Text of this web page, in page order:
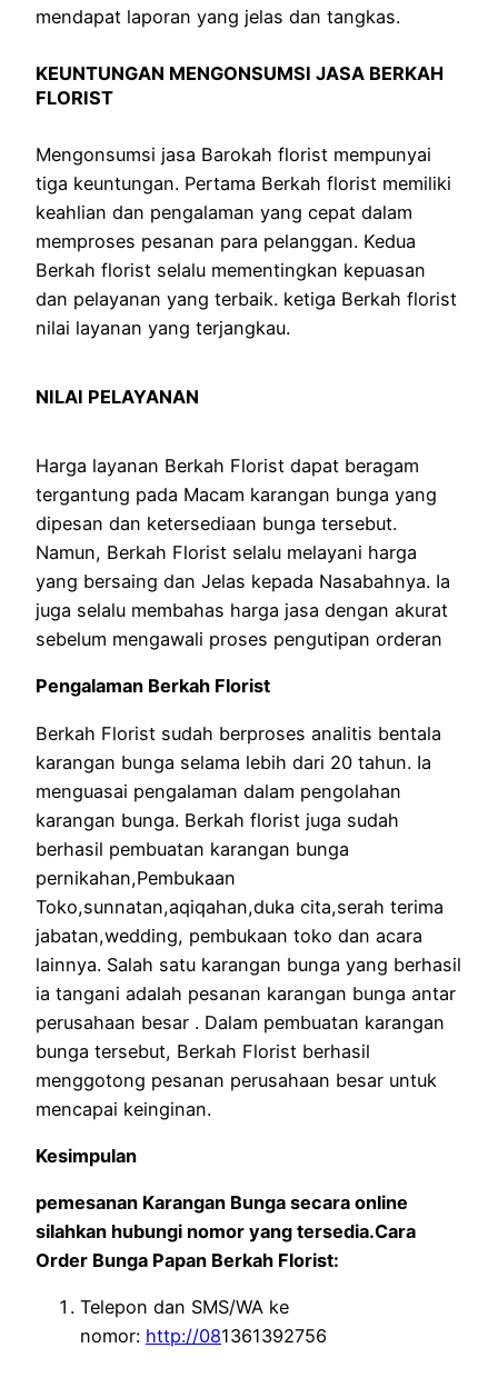
mendapat laporan yang jelas dan tangkas.
KEUNTUNGAN MENGONSUMSI JASA BERKAH
FLORIST
Mengonsumsi jasa Barokah florist mempunyai
tiga keuntungan. Pertama Berkah florist memiliki
keahlian dan pengalaman yang cepat dalam
memproses pesanan para pelanggan. Kedua
Berkah florist selalu mementingkan kepuasan
dan pelayanan yang terbaik. ketiga Berkah florist
nilai layanan yang terjangkau.
NILAI PELAYANAN
Harga layanan Berkah Florist dapat beragam
tergantung pada Macam karangan bunga yang
dipesan dan ketersediaan bunga tersebut.
Namun, Berkah Florist selalu melayani harga
yang bersaing dan Jelas kepada Nasabahnya. Ia
juga selalu membahas harga jasa dengan akurat
sebelum mengawali proses pengutipan orderan
Pengalaman Berkah Florist
Berkah Florist sudah berproses analitis bentala
karangan bunga selama lebih dari 20 tahun. Ia
menguasai pengalaman dalam pengolahan
karangan bunga. Berkah florist juga sudah
berhasil pembuatan karangan bunga
pernikahan,Pembukaan
Toko,sunnatan,aqiqahan,duka cita,serah terima
jabatan,wedding, pembukaan toko dan acara
lainnya. Salah satu karangan bunga yang berhasil
ia tangani adalah pesanan karangan bunga antar
perusahaan besar . Dalam pembuatan karangan
bunga tersebut, Berkah Florist berhasil
menggotong pesanan perusahaan besar untuk
mencapai keinginan.
Kesimpulan
pemesanan Karangan Bunga secara online
silahkan hubungi nomor yang tersedia.Cara
Order Bunga Papan Berkah Florist:
Telepon dan SMS/WA ke
nomor: http://081361392756